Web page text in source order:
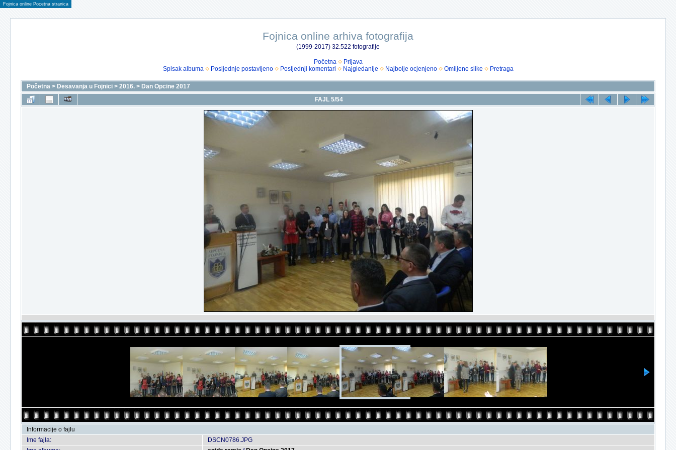
Fojnica online Pocetna stranica
Fojnica online arhiva fotografija
(1999-2017) 32.522 fotografije
Početna
Prijava
Spisak albuma
Posljednje postavljeno Posljednji komentari Najgledanije Najbolje ocjenjeno Omiljene slike Pretraga
Početna > Desavanja u Fojnici > 2016. > Dan Opcine 2017
FAJL 5/54
Informacije o fajlu
Ime fajla:
DSCN0786.JPG